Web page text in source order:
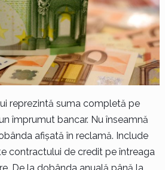
reprezintă suma completă pe
împrumut bancar. Nu înseamnă
afișată în reclamă. Include
contractului de credit pe întreaga